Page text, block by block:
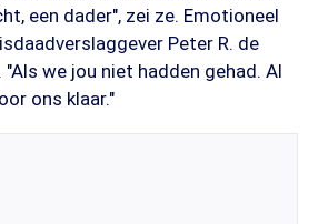
een dader", zei ze. Emotioneel
Peter R. de
we jou niet hadden gehad. Al
ons klaar."